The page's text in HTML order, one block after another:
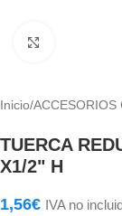
Inicio/ACCESORIOS
TUERCA
X1/2" H
1,56€ IVA no